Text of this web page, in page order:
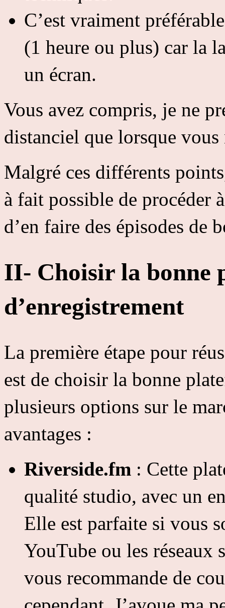
C’est vraiment
(1 heure ou plus) car la
un écran.
Vous avez compris, je ne
distanciel que lorsque
Malgré ces différents
à fait possible de procéder
d’en faire des épisodes de
II- Choisir la bonne
d’enregistrement
La première étape pour
est de choisir la bonne
plusieurs options sur le
avantages :
Riverside.fm : Cette
qualité studio, avec un
Elle est parfaite si vous
YouTube ou les
vous recommande de